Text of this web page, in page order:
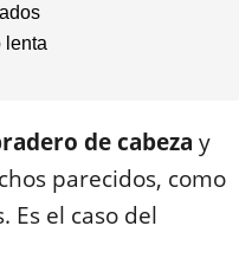
lenta​
de cabeza y
parecidos, como
el caso del